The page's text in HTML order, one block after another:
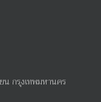
น กรุงเทพมหานคร